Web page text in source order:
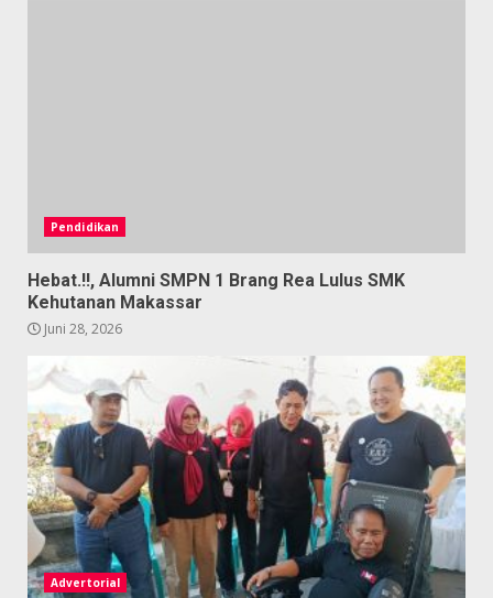
Pendidikan
Hebat.!!, Alumni SMPN 1 Brang Rea Lulus SMK
Kehutanan Makassar
Juni 28, 2026
Advertorial